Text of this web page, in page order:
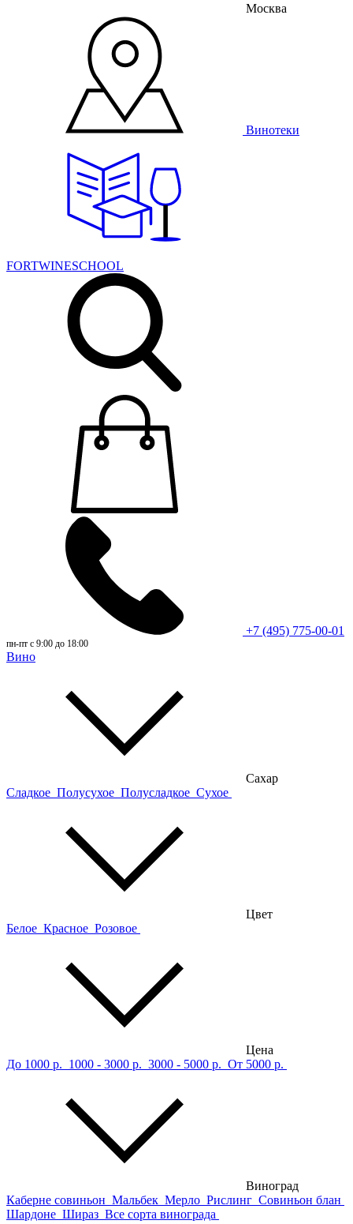
Москва
Винотеки
FORTWINESCHOOL
+7 (495) 775-00-01
пн-пт с 9:00 до 18:00
Вино
Сахар
Сладкое Полусухое Полусладкое Сухое
Цвет
Белое Красное Розовое
Цена
До 1000 р. 1000 - 3000 р. 3000 - 5000 р. От 5000 р.
Виноград
Каберне совиньон Мальбек Мерло Рислинг Совиньон блан
Шардоне Шираз Все сорта винограда